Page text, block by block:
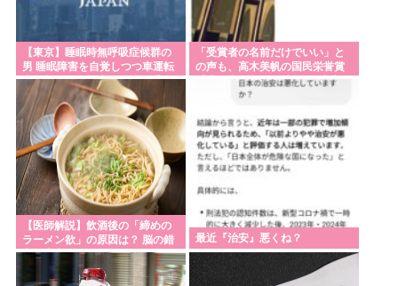
ラブル、羽田空港沖、全日空に通知
トランプ「米軍の弾薬が足りないなんて嘘だから
な、リークした奴は懲役刑だ！」
日本人、世界的に見て異質なレベルで冷酷だった。
「母が認知症になったので子供に任せ家を出ていく
等」
国「相続税を抑えるために企業価値を下げてる会社
に大増税します。低PBRの会社は大増税を覚悟せ
よ」
東京でタクシーが急に停まったら怒り狂ってクラク
ション鳴らしてるやつ、だいたい田舎ナンバーwww
【東京】睡眠時無呼吸症候群の
男 睡眠障害を自覚しつつ車運転
事故起こし自転車の女性に重傷
負わせ…「厳重処分」意見つけ
書類送検
「受賞者の名前だけでいい」と
の声も、高木美帆の国民栄誉賞
受賞副賞《包丁10本》に”高市総
理の名前も刻印”
【医師解説】飲酒後の「締めの
ラーメン欲」の原因は？ 脳の錯
覚と真実
最近『治安』悪くね？